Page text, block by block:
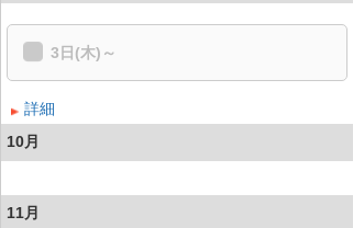
3日(木)～
詳細
10月
11月